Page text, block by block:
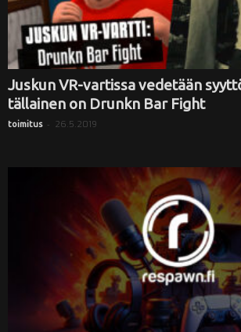
Juskun VR-vartissa vedetään
tällainen on Drunkn Bar Fight
toimitus - 26.5.2019